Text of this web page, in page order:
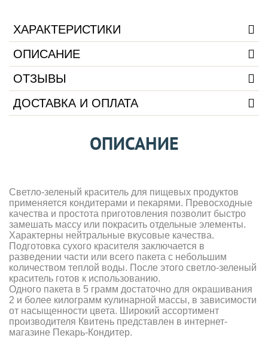
ХАРАКТЕРИСТИКИ
ОПИСАНИЕ
ОТЗЫВЫ
ДОСТАВКА И ОПЛАТА
ОПИСАНИЕ
Светло-зеленый краситель для пищевых продуктов
применяется кондитерами и пекарями. Превосходные
качества и простота приготовления позволит быстро
замешать массу или покрасить отдельные элементы.
Характерны нейтральные вкусовые качества.
Подготовка сухого красителя заключается в
разведении части или всего пакета с небольшим
количеством теплой воды. После этого светло-зеленый
краситель готов к использованию.
Одного пакета в 5 грамм достаточно для окрашивания
2 и более килограмм кулинарной массы, в зависимости
от насыщенности цвета. Широкий ассортимент
производителя Квитень представлен в интернет-
магазине Пекарь-Кондитер.